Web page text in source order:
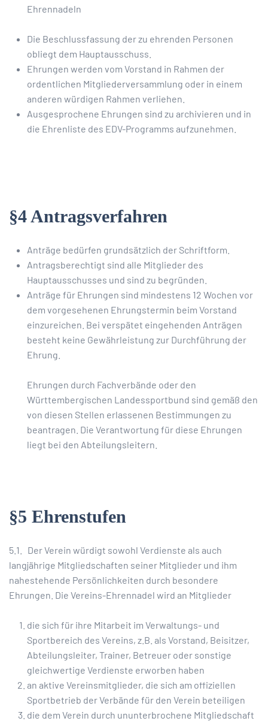
Ehrennadeln
Die Beschlussfassung der zu ehrenden Personen
obliegt dem Hauptausschuss.
Ehrungen werden vom Vorstand in Rahmen der
ordentlichen Mitgliederversammlung oder in einem
anderen würdigen Rahmen verliehen.
Ausgesprochene Ehrungen sind zu archivieren und in
die Ehrenliste des EDV-Programms aufzunehmen.
§4 Antragsverfahren
Anträge bedürfen grundsätzlich der Schriftform.
Antragsberechtigt sind alle Mitglieder des
Hauptausschusses und sind zu begründen.
Anträge für Ehrungen sind mindestens 12 Wochen vor
dem vorgesehenen Ehrungstermin beim Vorstand
einzureichen. Bei verspätet eingehenden Anträgen
besteht keine Gewährleistung zur Durchführung der
Ehrung.
Ehrungen durch Fachverbände oder den
Württembergischen Landessportbund sind gemäß den
von diesen Stellen erlassenen Bestimmungen zu
beantragen. Die Verantwortung für diese Ehrungen
liegt bei den Abteilungsleitern.
§5 Ehrenstufen
5.1. Der Verein würdigt sowohl Verdienste als auch
langjährige Mitgliedschaften seiner Mitglieder und ihm
nahestehende Persönlichkeiten durch besondere
Ehrungen. Die Vereins-Ehrennadel wird an Mitglieder
die sich für ihre Mitarbeit im Verwaltungs- und
Sportbereich des Vereins, z.B. als Vorstand, Beisitzer,
Abteilungsleiter, Trainer, Betreuer oder sonstige
gleichwertige Verdienste erworben haben
an aktive Vereinsmitglieder, die sich am offiziellen
Sportbetrieb der Verbände für den Verein beteiligen
die dem Verein durch ununterbrochene Mitgliedschaft